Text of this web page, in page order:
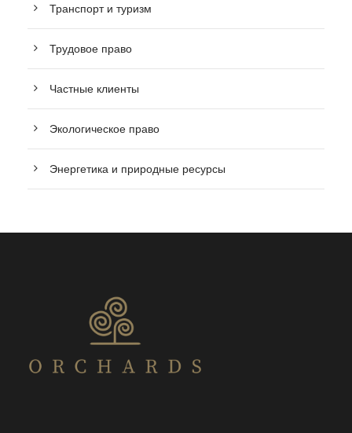
Транспорт и туризм
Трудовое право
Частные клиенты
Экологическое право
Энергетика и природные ресурсы